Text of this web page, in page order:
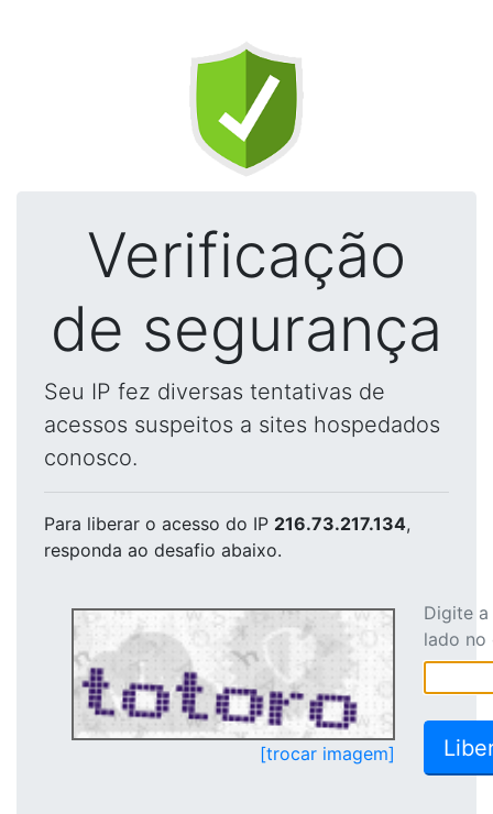
Verificação
de segurança
Seu IP fez diversas tentativas de
acessos suspeitos a sites hospedados
conosco.
Para liberar o acesso do IP 216.73.217.134,
responda ao desafio abaixo.
[trocar imagem]
Digite
lado no